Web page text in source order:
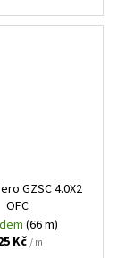
GZSC 4.0X2
OFC
(66 m)
Kč/ m